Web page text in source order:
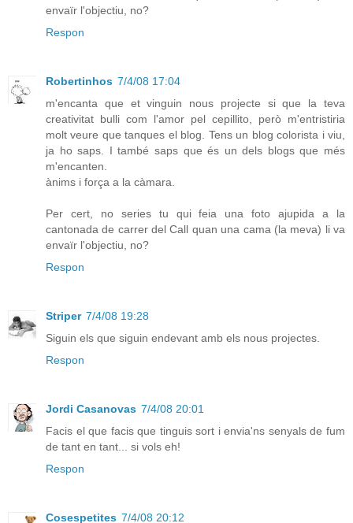
envaïr l'objectiu, no?
Respon
Robertinhos 7/4/08 17:04
m'encanta que et vinguin nous projecte si que la teva
creativitat bulli com l'amor pel cepillito, però m'entristiria
molt veure que tanques el blog. Tens un blog colorista i viu,
ja ho saps. I també saps que és un dels blogs que més
m'encanten.
ànims i força a la càmara.
Per cert, no series tu qui feia una foto ajupida a la
cantonada de carrer del Call quan una cama (la meva) li va
envaïr l'objectiu, no?
Respon
Striper 7/4/08 19:28
Siguin els que siguin endevant amb els nous projectes.
Respon
Jordi Casanovas 7/4/08 20:01
Facis el que facis que tinguis sort i envia'ns senyals de fum
de tant en tant... si vols eh!
Respon
Cosespetites 7/4/08 20:12